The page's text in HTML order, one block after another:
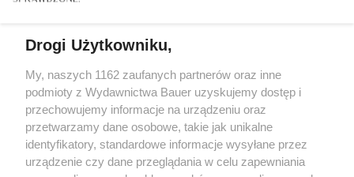
Drogi Użytkowniku,
My, naszych 1162 zaufanych partnerów oraz inne
podmioty z Wydawnictwa Bauer uzyskujemy dostęp i
przechowujemy informacje na urządzeniu oraz
przetwarzamy dane osobowe, takie jak unikalne
identyfikatory, standardowe informacje wysyłane przez
urządzenie czy dane przeglądania w celu zapewniania